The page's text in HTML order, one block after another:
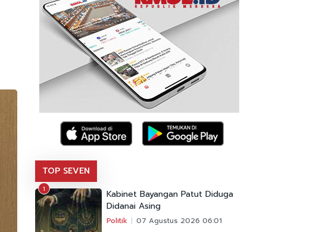
TOP SEVEN
1
Kabinet Bayangan Patut Diduga
Didanai Asing
Politik 07 Agustus 2026 06:01